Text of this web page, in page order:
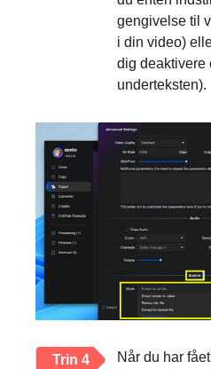
gengivelse til
i din video)
dig deaktivere
underteksten).
Trin 4
Når du har